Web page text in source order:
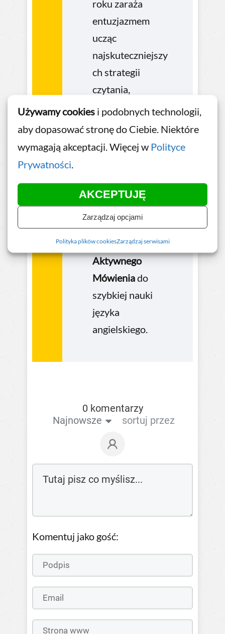
Używamy cookies i podobnych technologii,
aby dopasować stronę do Ciebie. Niektóre
wymagają akceptacji. Więcej w Polityce
Prywatności
AKCEPTUJĘ
Zarządzaj opcjami
Polityka plików cookiesZarządzaj serwisami
roku zaraża
entuzjazmem
ucząc
najskuteczniejszy
ch strategii
czytania,
zapamiętywania,
zdawania
egzaminów oraz
Wykładowca
Wyższej Szkoły
Filologicznej.
Autorka Metody
Aktywnego
Mówieniado
szybkiej nauki
języka
angielskiego.
0 komentarzy
Najnowsze
sortuj przez
Komentuj jako gość: